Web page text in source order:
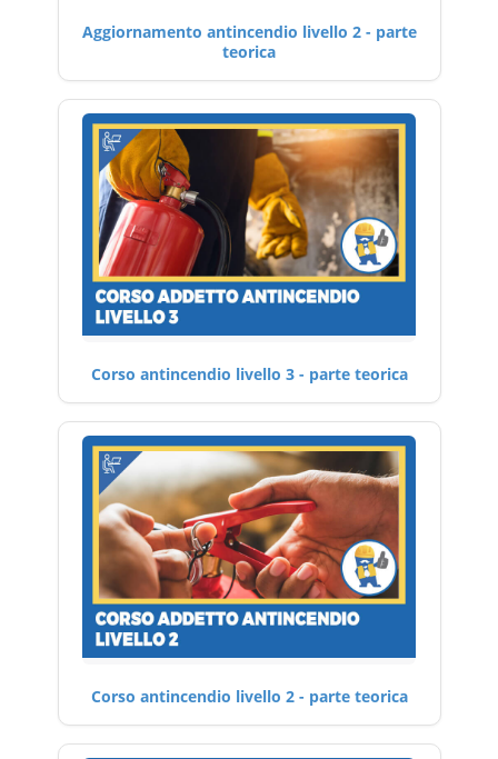
Aggiornamento antincendio livello 2 - parte
teorica
Corso antincendio livello 3 - parte teorica
Corso antincendio livello 2 - parte teorica